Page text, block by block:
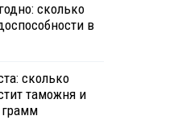
сколько
в
сколько
таможня и